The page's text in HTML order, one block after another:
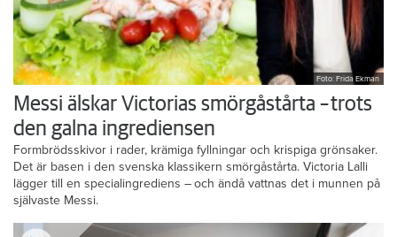
Foto: Frida Ekman
Messi älskar Victorias smörgåstårta – trots
den galna ingrediensen
Formbrödsskivor i rader, krämiga fyllningar och krispiga grönsaker.
Det är basen i den svenska klassikern smörgåstårta. Victoria Lalli
lägger till en specialingrediens – och ändå vattnas det i munnen på
självaste Messi.